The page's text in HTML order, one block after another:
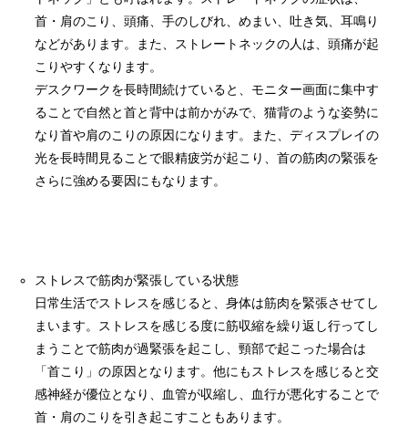
首・肩のこり、頭痛、手のしびれ、めまい、吐き気、耳鳴り
などがあります。また、ストレートネックの人は、頭痛が起
こりやすくなります。
デスクワークを長時間続けていると、モニター画面に集中す
ることで自然と首と背中は前かがみで、猫背のような姿勢に
なり首や肩のこりの原因になります。また、ディスプレイの
光を長時間見ることで眼精疲労が起こり、首の筋肉の緊張を
さらに強める要因にもなります。
ストレスで筋肉が緊張している状態
日常生活でストレスを感じると、身体は筋肉を緊張させてし
まいます。ストレスを感じる度に筋収縮を繰り返し行ってし
まうことで筋肉が過緊張を起こし、頸部で起こった場合は
「首こり」の原因となります。他にもストレスを感じると交
感神経が優位となり、血管が収縮し、血行が悪化することで
首・肩のこりを引き起こすこともあります。